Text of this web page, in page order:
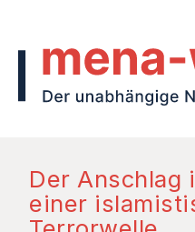
Der Anschlag
einer